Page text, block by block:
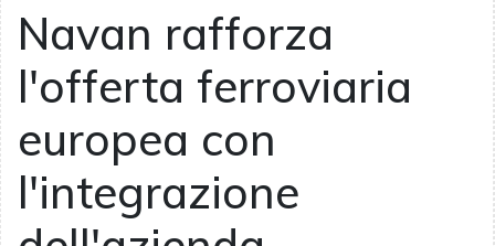
Navan rafforza
l'offerta ferroviaria
europea con
l'integrazione